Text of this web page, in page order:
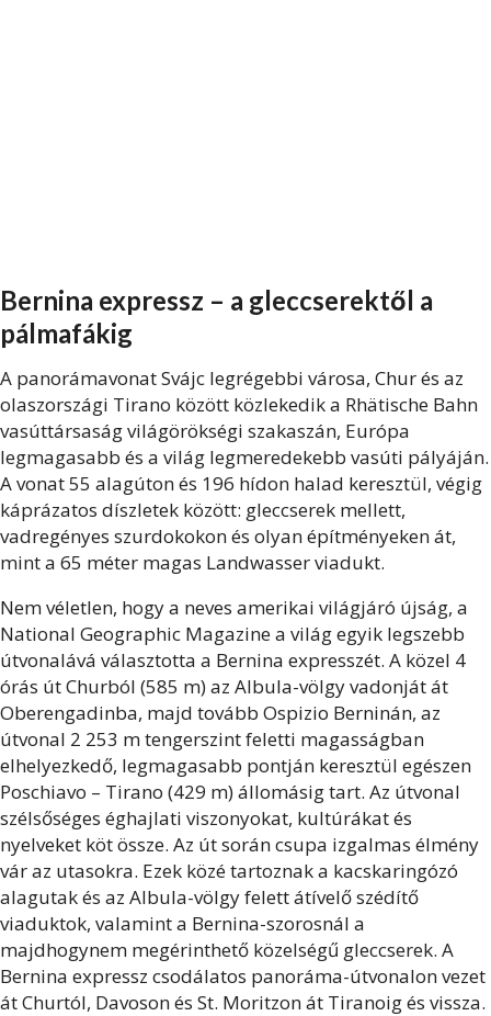
Bernina expressz – a gleccserektől a
pálmafákig
A panorámavonat Svájc legrégebbi városa, Chur és az
olaszországi Tirano között közlekedik a Rhätische Bahn
vasúttársaság világörökségi szakaszán, Európa
legmagasabb és a világ legmeredekebb vasúti pályáján.
A vonat 55 alagúton és 196 hídon halad keresztül, végig
káprázatos díszletek között: gleccserek mellett,
vadregényes szurdokokon és olyan építményeken át,
mint a 65 méter magas Landwasser viadukt.
Nem véletlen, hogy a neves amerikai világjáró újság, a
National Geographic Magazine a világ egyik legszebb
útvonalává választotta a Bernina expresszét. A közel 4
órás út Churból (585 m) az Albula-völgy vadonját át
Oberengadinba, majd tovább Ospizio Berninán, az
útvonal 2 253 m tengerszint feletti magasságban
elhelyezkedő, legmagasabb pontján keresztül egészen
Poschiavo – Tirano (429 m) állomásig tart. Az útvonal
szélsőséges éghajlati viszonyokat, kultúrákat és
nyelveket köt össze. Az út során csupa izgalmas élmény
vár az utasokra. Ezek közé tartoznak a kacskaringózó
alagutak és az Albula-völgy felett átívelő szédítő
viaduktok, valamint a Bernina-szorosnál a
majdhogynem megérinthető közelségű gleccserek. A
Bernina expressz csodálatos panoráma-útvonalon vezet
át Churtól, Davoson és St. Moritzon át Tiranoig és vissza.